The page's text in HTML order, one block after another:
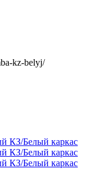
kz-belyj/